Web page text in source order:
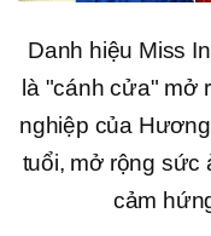
Danh hiệu Miss
là "cánh cửa" mở
nghiệp của
tuổi, mở rộng sức
cảm